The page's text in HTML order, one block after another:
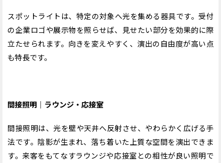
スポットライトは、特定の対象へ光を集める器具です。受付
の企業ロゴや展示物を照らせば、見せたい部分を効果的に際
立たせられます。向きを変えやすく、演出の自由度が高い点
も特長です。
間接照明｜ラウンジ・応接室
間接照明は、光を壁や天井へ反射させ、やわらかく広げる手
法です。陰影が生まれ、落ち着いた上質な空間を演出できま
す。来客をもてなすラウンジや応接室との相性が良い照明で